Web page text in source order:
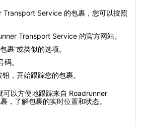
Transport Service 的包裹，您可以按照
Transport Service 的官方网站。
裹”或类似的选项。
。
，开始跟踪您的包裹。
可以方便地跟踪来自 Roadrunner
，了解包裹的实时位置和状态。